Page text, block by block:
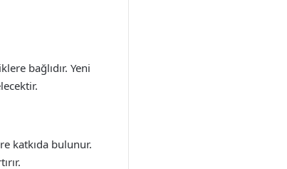
bağlıdır. Yeni
katkıda bulunur.